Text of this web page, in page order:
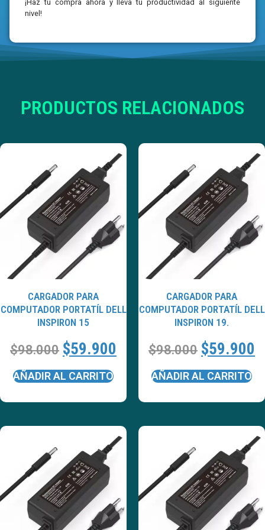
¡Haz tu compra ahora y lleva tu productividad al siguiente
nivel!
PRODUCTOS RELACIONADOS
CARGADOR PARA
COMPUTADOR PORTATÍL DELL
INSPIRON 15
$98.000 $59.900
AÑADIR AL CARRITO
CARGADOR PARA
COMPUTADOR PORTATÍL DELL
INSPIRON 19.
$98.000 $59.900
AÑADIR AL CARRITO